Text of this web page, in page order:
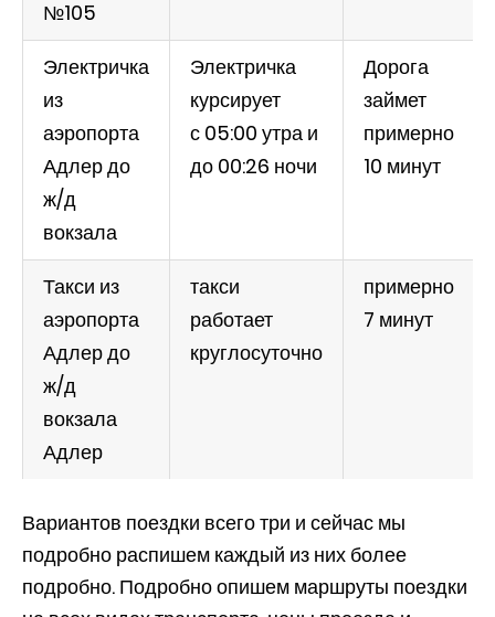
№105
Электричка
из
аэропорта
Адлер до
ж/д
вокзала
Электричка
курсирует
с 05:00 утра и
до 00:26 ночи
Дорога
займет
примерно
10 минут
Такси из
аэропорта
Адлер до
ж/д
вокзала
Адлер
такси
работает
круглосуточно
примерно
7 минут
Вариантов поездки всего три и сейчас мы
подробно распишем каждый из них более
подробно. Подробно опишем маршруты поездки